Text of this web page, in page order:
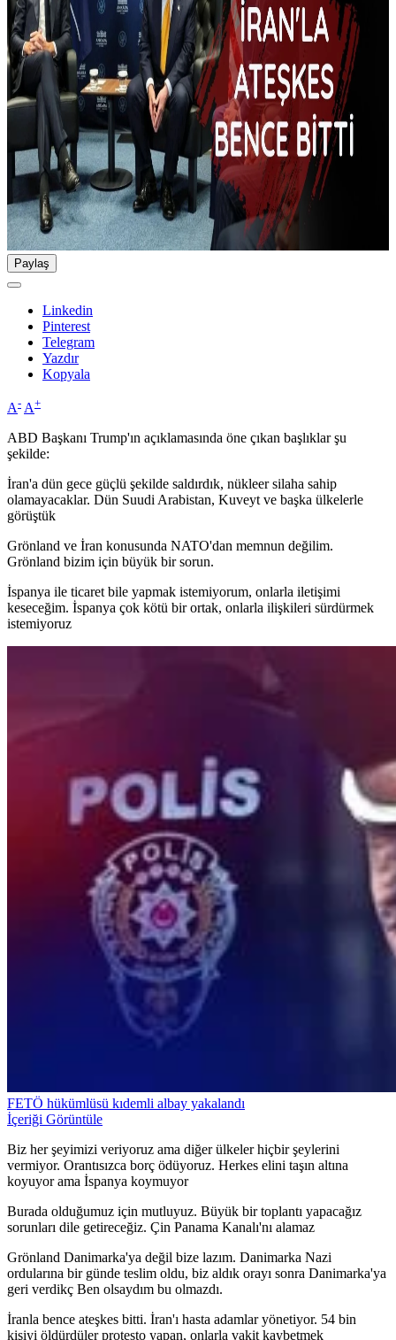
Paylaş
Linkedin
Pinterest
Telegram
Yazdır
Kopyala
A- A+
ABD Başkanı Trump'ın açıklamasında öne çıkan başlıklar şu
şekilde:
İran'a dün gece güçlü şekilde saldırdık, nükleer silaha sahip
olamayacaklar. Dün Suudi Arabistan, Kuveyt ve başka ülkelerle
görüştük
Grönland ve İran konusunda NATO'dan memnun değilim.
Grönland bizim için büyük bir sorun.
İspanya ile ticaret bile yapmak istemiyorum, onlarla iletişimi
keseceğim. İspanya çok kötü bir ortak, onlarla ilişkileri sürdürmek
istemiyoruz
FETÖ hükümlüsü kıdemli albay yakalandı
İçeriği Görüntüle
Biz her şeyimizi veriyoruz ama diğer ülkeler hiçbir şeylerini
vermiyor. Orantısızca borç ödüyoruz. Herkes elini taşın altına
koyuyor ama İspanya koymuyor
Burada olduğumuz için mutluyuz. Büyük bir toplantı yapacağız
sorunları dile getireceğiz. Çin Panama Kanalı'nı alamaz
Grönland Danimarka'ya değil bize lazım. Danimarka Nazi
ordularına bir günde teslim oldu, biz aldık orayı sonra Danimarka'ya
geri verdikç Ben olsaydım bu olmazdı.
İranla bence ateşkes bitti. İran'ı hasta adamlar yönetiyor. 54 bin
kişiyi öldürdüler protesto yapan, onlarla vakit kaybetmek